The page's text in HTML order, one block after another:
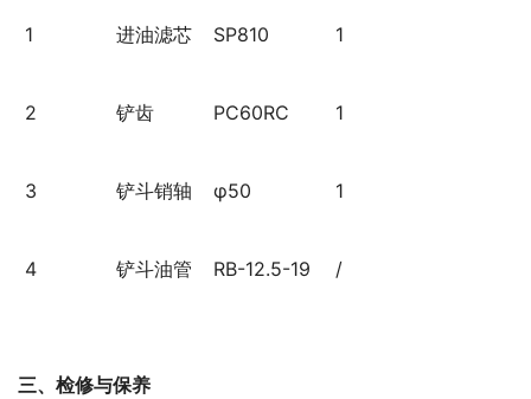
1 进油滤芯 SP810 1
2 铲齿 PC60RC 1
3 铲斗销轴 φ50 1
4 铲斗油管 RB-12.5-19 /
三、检修与保养